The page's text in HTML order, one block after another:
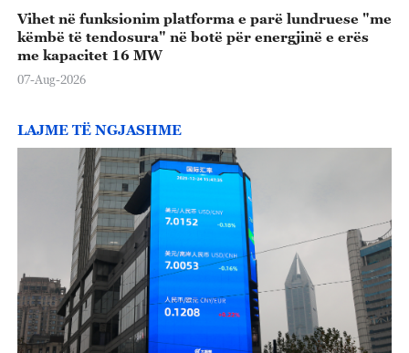
Vihet në funksionim platforma e parë lundruese "me
këmbë të tendosura" në botë për energjinë e erës
me kapacitet 16 MW
07-Aug-2026
LAJME TË NGJASHME